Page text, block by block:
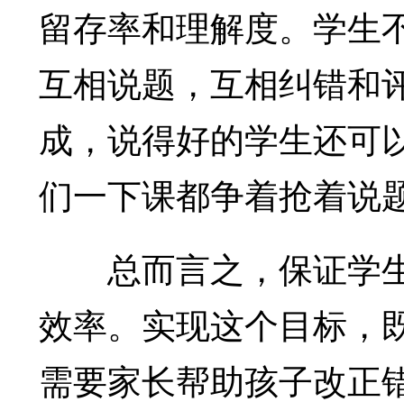
留存率和理解度。学生
互相说题，互相纠错和
成，说得好的学生还可
们一下课都争着抢着说
总而言之，保证学
效率。实现这个目标，
需要家长帮助孩子改正